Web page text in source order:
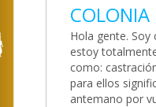
COLONIA
Hola gente.
estoy
como:
para ellos
antemano por